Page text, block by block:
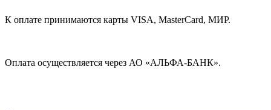
К оплате принимаются карты VISA, MasterCard, МИР.
Оплата осуществляется через АО «АЛЬФА-БАНК».